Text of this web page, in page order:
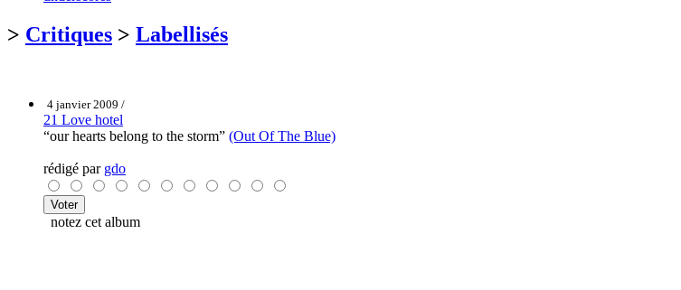
> Critiques > Labellisés
4 janvier 2009 /
21 Love hotel
“our hearts belong to the storm” (Out Of The Blue)
rédigé par gdo
notez cet album